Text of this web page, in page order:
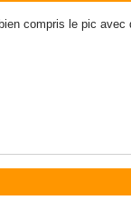
compris le pic